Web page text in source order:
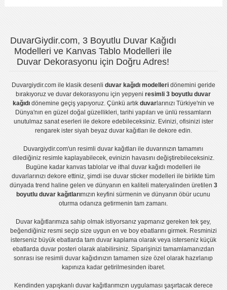
DuvarGiydir.com, 3 Boyutlu Duvar Kağıdı
Modelleri ve Kanvas Tablo Modelleri ile
Duvar Dekorasyonu için Doğru Adres!
Duvargiydir.comile klasik desenli duvar kağıdı modelleridönemini geride
bırakıyoruz veduvar dekorasyonu için yepyeniresimli 3 boyutlu duvar
kağıdıdönemine geçiş yapıyoruz. Çünkü artık duvarlarınızı Türkiye'nin ve
Dünya'nın en güzel doğal güzellikleri, tarihi yapıları ve ünlü ressamların
unutulmaz sanat eserleri ile dekore edebileceksiniz. Evinizi, ofisinizi ister
rengarek ister siyah beyaz duvar kağıtlarıile dekore edin.
Duvargiydir.com'unresimli duvar kağıtları ile duvarınızın tamamını
dilediğiniz resimle kaplayabilecek, evinizin havasını değiştirebileceksiniz.
Bugüne kadar kanvas tablo lar veithal duvar kağıdı modelleri ile
duvarlarınızı dekore ettiniz, şimdi iseduvar sticker modelleri ile birlikte tüm
dünyada trend haline gelen ve dünyanın en kaliteli materyalinden üretilen 3
boyutlu duvar kağıtlarımızın keyfini sürmenin ve dünyanın öbür ucunu
oturma odanıza getirmenin tam zamanı.
Duvar kağıtlarımıza sahip olmak istiyorsanız yapmanız gereken tek şey,
beğendiğiniz resmi seçip size uygun en ve boy ebatlarını girmek. Resminizi
isterseniz büyük ebatlarda tam duvar kaplamaolarak veya isterseniz küçük
ebatlarda duvar posteri olarak alabilirsiniz. Siparişinizi tamamlamanızdan
sonrası iseresimli duvar kağıdınızın tamamen size özel olarak hazırlanıp
kapınıza kadar getirilmesinden ibaret.
Kendinden yapışkanlı duvar kağıtlarımızın uygulamasışaşırtacak derece